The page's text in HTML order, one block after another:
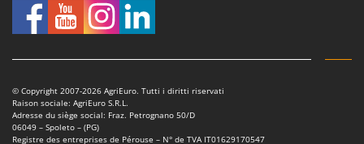
© Copyright 2007-2026 AgriEuro. Tutti i diritti riservati
Raison sociale: AgriEuro S.R.L.
Adresse du siège social: Fraz. Petrognano 50/D
06049 – Spoleto – (PG)
Registre des entreprises de Pérouse – N° de TVA IT01629170547